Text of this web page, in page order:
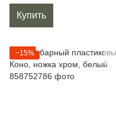
золотое основание
Купить
−15%